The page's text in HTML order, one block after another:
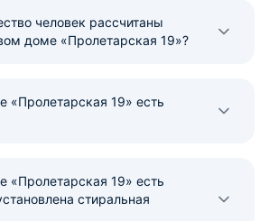
человек рассчитаны
доме «Пролетарская 19»?
«Пролетарская 19» есть
«Пролетарская 19» есть
стиральная